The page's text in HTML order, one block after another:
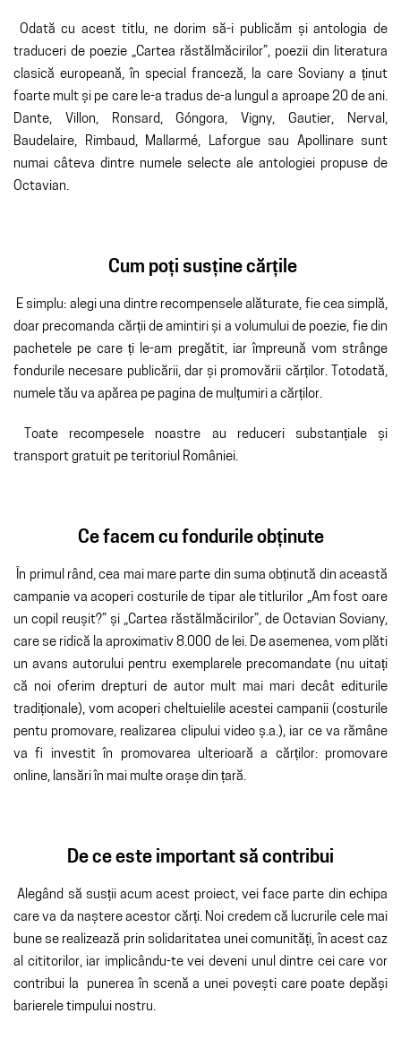
Odată cu acest titlu, ne dorim să-i publicăm și antologia de
traduceri de poezie „Cartea răstălmăcirilor”, poezii din literatura
clasică europeană, în special franceză, la care Soviany a ținut
foarte mult și pe care le-a tradus de-a lungul a aproape 20 de ani.
Dante, Villon, Ronsard, Góngora, Vigny, Gautier, Nerval,
Baudelaire, Rimbaud, Mallarmé, Laforgue sau Apollinare sunt
numai câteva dintre numele selecte ale antologiei propuse de
Octavian.
Cum poți susține cărțile
E simplu: alegi una dintre recompensele alăturate, fie cea simplă,
doar precomanda cărții de amintiri și a volumului de poezie, fie din
pachetele pe care ți le-am pregătit, iar împreună vom strânge
fondurile necesare publicării, dar și promovării cărților. Totodată,
numele tău va apărea pe pagina de mulțumiri a cărților.
Toate recompesele noastre au reduceri substanțiale și
transport gratuit pe teritoriul României.
Ce facem cu fondurile obținute
În primul rând, cea mai mare parte din suma obținută din această
campanie va acoperi costurile de tipar ale titlurilor „Am fost oare
un copil reușit?” și „Cartea răstălmăcirilor”, de Octavian Soviany,
care se ridică la aproximativ 8.000 de lei. De asemenea, vom plăti
un avans autorului pentru exemplarele precomandate (nu uitați
că noi oferim drepturi de autor mult mai mari decât editurile
tradiționale), vom acoperi cheltuielile acestei campanii (costurile
pentu promovare, realizarea clipului video ș.a.), iar ce va rămâne
va fi investit în promovarea ulterioară a cărților: promovare
online, lansări în mai multe orașe din țară.
De ce este important să contribui
Alegând să susții acum acest proiect, vei face parte din echipa
care va da naștere acestor cărți. Noi credem că lucrurile cele mai
bune se realizează prin solidaritatea unei comunități, în acest caz
al cititorilor, iar implicându-te vei deveni unul dintre cei care vor
contribui la punerea în scenă a unei povești care poate depăși
barierele timpului nostru.